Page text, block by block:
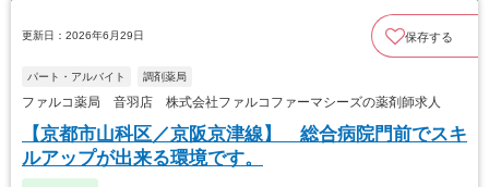
更新日：2026年6月29日 保存する
パート・アルバイト 調剤薬局
ファルコ薬局 音羽店 株式会社ファルコファーマシーズの薬剤師求人
【京都市山科区／京阪京津線】 総合病院門前でスキ
ルアップが出来る環境です。